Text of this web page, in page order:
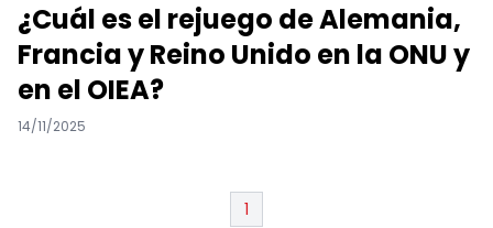
¿Cuál es el rejuego de Alemania,
Francia y Reino Unido en la ONU y
en el OIEA?
14/11/2025
1